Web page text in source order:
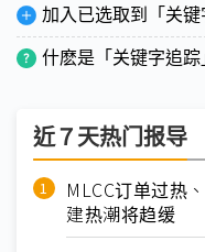
加入已选取到「关键
什麽是「关键字追踪
近７天热门报导
MLCC订单过热
建热潮将趋缓